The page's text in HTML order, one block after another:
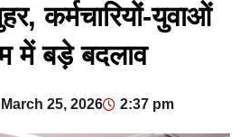
कर्मचारियों-युवाओं
में बड़े बदलाव
March 25, 2026 2:37 pm